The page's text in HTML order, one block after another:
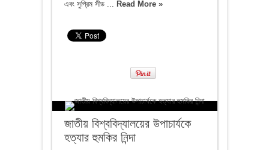
এবং সুপ্রিম সীড ... Read More »
জাতীয় বিশ্ববিদ্যালয়ের উপাচার্যকে
হত্যার হুমকির নিন্দা